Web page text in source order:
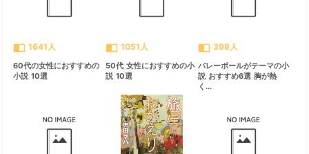
import_contacts 1641人
60代の女性におすすめの
小説 10選
import_contacts 1051人
50代 女性におすすめの小
説 10選
import_contacts 398人
バレーボールがテーマの小
説 おすすめ6選 胸が熱
く...